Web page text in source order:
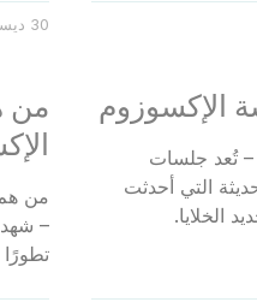
30 ديسمبر، 2025
الإكسوزوم
– تُعد جلسات
التي أحدثت
الخلايا.
من
من
– شهد